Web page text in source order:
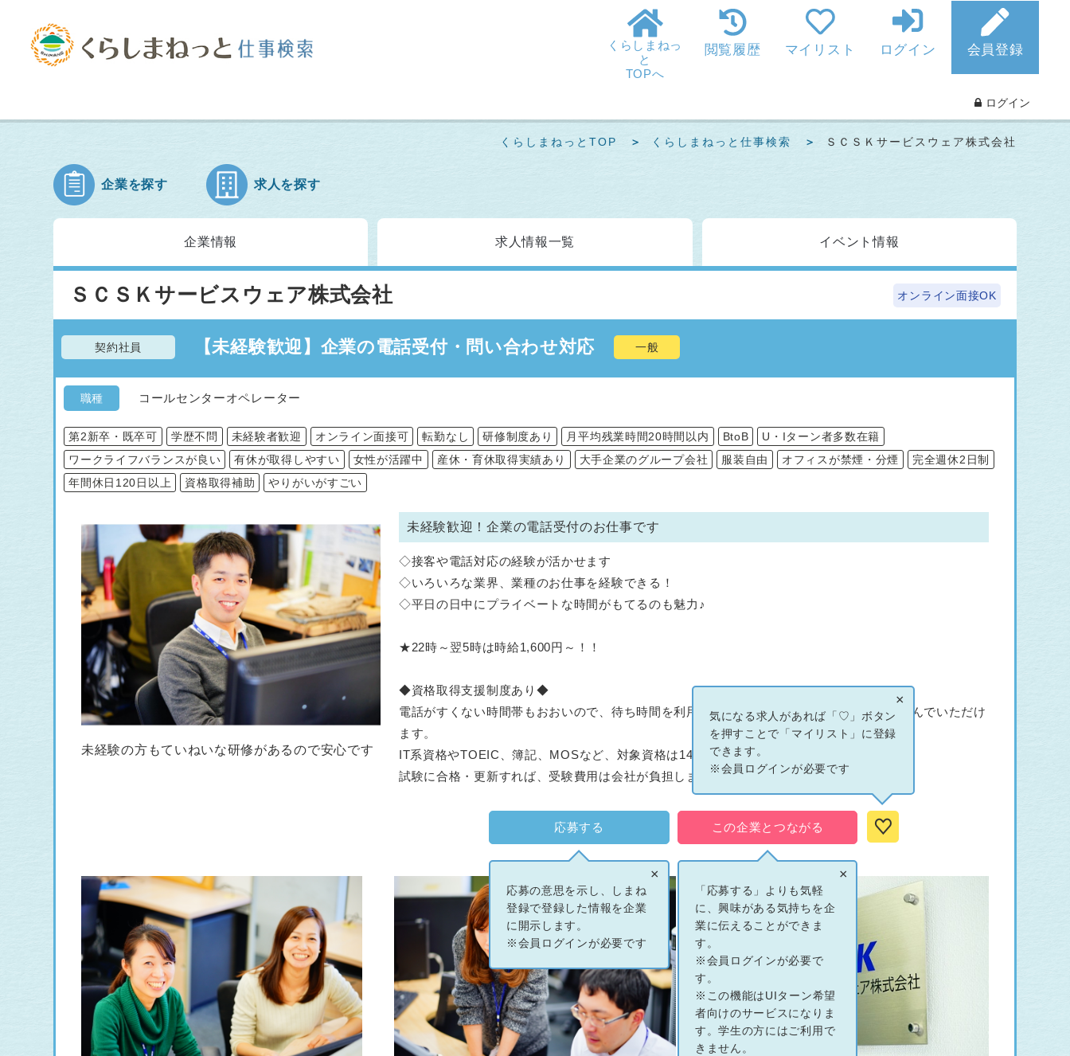
くらしまねっ
と
TOPへ
閲覧履歴 マイリスト ログイン 会員登録
ログイン
くらしまねっとTOP くらしまねっと仕事検索 ＳＣＳＫサービスウェア株式会社
企業を探す 求人を探す
企業情報 求人情報一覧 イベント情報
ＳＣＳＫサービスウェア株式会社 オンライン面接OK
契約社員 一般
【未経験歓迎】企業の電話受付・問い合わせ対応
職種 コールセンターオペレーター
第2新卒・既卒可 学歴不問 未経験者歓迎 オンライン面接可 転勤なし 研修制度あり 月平均残業時間20時間以内 BtoB
U・Iターン者多数在籍
ワークライフバランスが良い
有休が取得しやすい 女性が活躍中 産休・育休取得実績あり 大手企業のグループ会社 服装自由 オフィスが禁煙・分煙
完全週休2日制
年間休日120日以上
資格取得補助 やりがいがすごい
未経験の方もていねいな研修があるので安心です
未経験歓迎！企業の電話受付のお仕事です
◇接客や電話対応の経験が活かせます
◇いろいろな業界、業種のお仕事を経験できる！
◇平日の日中にプライベートな時間がもてるのも魅力♪
★22時～翌5時は時給1,600円～！！
◆資格取得支援制度あり◆
電話がすくない時間帯もおおいので、待ち時間を利用してじっくりとスキルアップに取り組んでいただけ
ます。
IT系資格やTOEIC、簿記、MOSなど、対象資格は140種類以上。
試験に合格・更新すれば、受験費用は会社が負担します！
応募する
×
応募の意思を示し、しまね
登録で登録した情報を企業
に開示します。
※会員ログインが必要です
この企業とつながる
×
「応募する」よりも気軽
に、興味がある気持ちを企
業に伝えることができま
す。
※会員ログインが必要で
す。
※この機能はUIターン希望
者向けのサービスになりま
す。学生の方にはご利用で
きません。
×
気になる求人があれば「♡」ボタン
を押すことで「マイリスト」に登録
できます。
※会員ログインが必要です